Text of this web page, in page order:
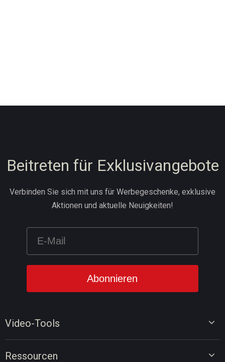
Video-Tools
Ressourcen
Beitreten für Exklusivangebote
Verbinden Sie sich mit uns für Werbegeschenke, exklusive
Aktionen und aktuelle Neuigkeiten!